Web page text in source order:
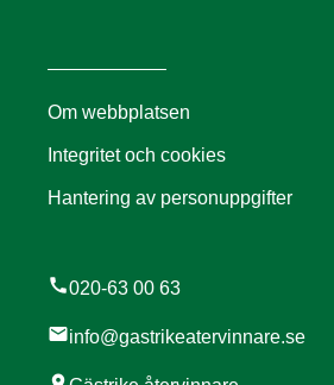
Om webbplatsen
Integritet och cookies
Hantering av personuppgifter
call020-63 00 63
mailinfo@gastrikeatervinnare.se